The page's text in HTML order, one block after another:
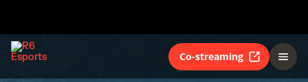
Co-streaming